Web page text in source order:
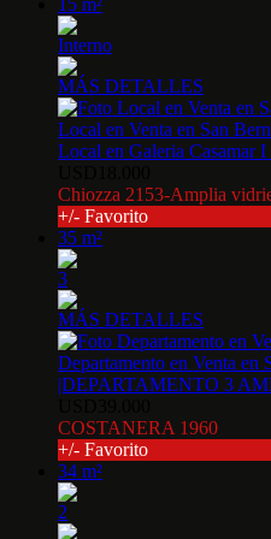
Interno
MÁS DETALLES
Local en Venta en San
Local en Galeria
Chiozza 2153-Amplia
+/- Favorito
35 m²
3
MÁS DETALLES
Departamento en Venta
|DEPARTAMENTO 3
COSTANERA 1960
+/- Favorito
34 m²
2